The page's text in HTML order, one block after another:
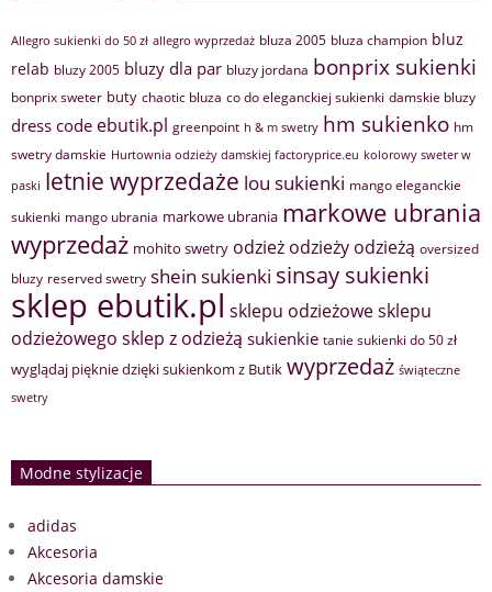
Allegro sukienki do 50 zł allegro wyprzedaż bluza 2005 bluza champion bluz
relab bluzy 2005 bluzy dla par bluzy jordana bonprix sukienki
bonprix sweter buty chaotic bluza co do eleganckiej sukienki damskie bluzy
dress code ebutik.pl greenpoint h & m swetry hm sukienko hm
swetry damskie Hurtownia odzieży damskiej factoryprice.eu kolorowy sweter w
paski letnie wyprzedaże lou sukienki mango eleganckie
sukienki mango ubrania markowe ubrania markowe ubrania
wyprzedaż mohito swetry odzież odzieży odzieżą oversized
bluzy reserved swetry shein sukienki sinsay sukienki
sklep ebutik.pl sklepu odzieżowesklepu
odzieżowego sklep z odzieżą sukienkie tanie sukienki do 50 zł
wyglądaj pięknie dzięki sukienkom z Butik wyprzedaż świąteczne
swetry
Modne stylizacje
adidas
Akcesoria
Akcesoria damskie